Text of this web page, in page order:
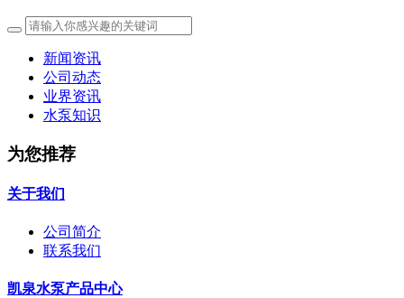
新闻资讯
公司动态
业界资讯
水泵知识
为您推荐
关于我们
公司简介
联系我们
凯泉水泵产品中心